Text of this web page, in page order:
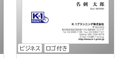
ビジネス ロゴ付き